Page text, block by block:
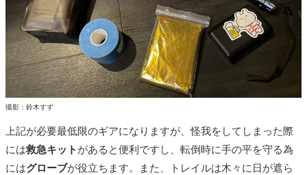
撮影：鈴木すず
上記が必要最低限のギアになりますが、怪我をしてしまった際
には救急キット があると便利ですし、転倒時に手の平を守る為
にはグローブが役立ちます。また、トレイルは木々に日が遮ら